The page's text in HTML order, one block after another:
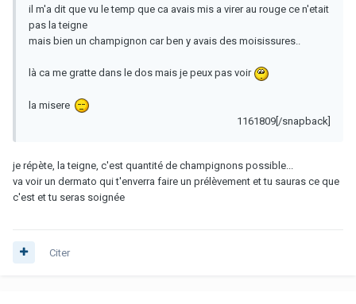
il m'a dit que vu le temp que ca avais mis a virer au rouge ce n'etait
pas la teigne
mais bien un champignon car ben y avais des moisissures..
là ca me gratte dans le dos mais je peux pas voir
la misere
1161809[/snapback]
je répète, la teigne, c'est quantité de champignons possible...
va voir un dermato qui t'enverra faire un prélèvement et tu sauras ce que
c'est et tu seras soignée
Citer